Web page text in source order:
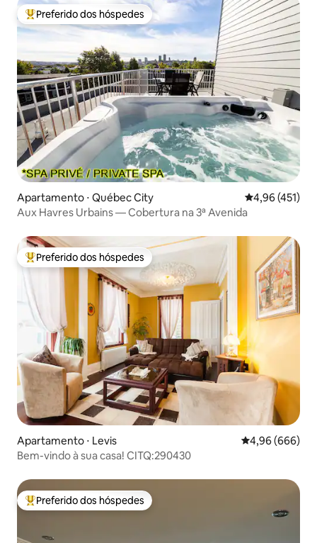
Entre os melhores preferidos dos hóspedes
Preferido dos hóspedes
Apartamento ⋅ Québec City 4,96 de uma
4,96 (451)
Aux Havres Urbains — Cobertura na 3ª Avenida
Entre os melhores preferidos dos hóspedes
Preferido dos hóspedes
Apartamento ⋅ Levis 4,96 de uma
4,96 (666)
Bem-vindo à sua casa! CITQ:290430
Entre os melhores preferidos dos hóspedes
Preferido dos hóspedes